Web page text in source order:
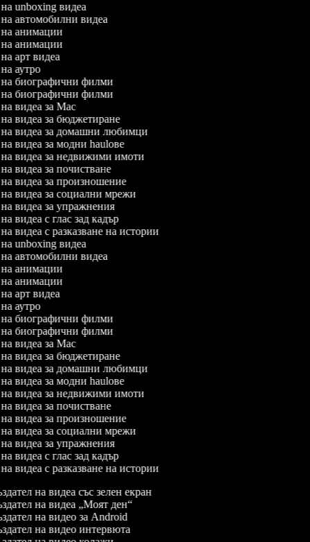
на unboxing видеа
на автомобилни видеа
на анимации
на анимации
на арт видеа
на аутро
на биографични филми
на биографични филми
на видеа за Mac
на видеа за бюджетиране
на видеа за домашни любимци
на видеа за модни haulове
на видеа за недвижими имоти
на видеа за почистване
на видеа за произношение
на видеа за социални мрежи
на видеа за упражнения
на видеа с глас зад кадър
на видеа с разказване на истории
на unboxing видеа
на автомобилни видеа
на анимации
на анимации
на арт видеа
на аутро
на биографични филми
на биографични филми
на видеа за Mac
на видеа за бюджетиране
на видеа за домашни любимци
на видеа за модни haulове
на видеа за недвижими имоти
на видеа за почистване
на видеа за произношение
на видеа за социални мрежи
на видеа за упражнения
на видеа с глас зад кадър
на видеа с разказване на истории
на видеа със зелен екран
на видеа „Моят ден“
на видео за Android
на видео интервюта